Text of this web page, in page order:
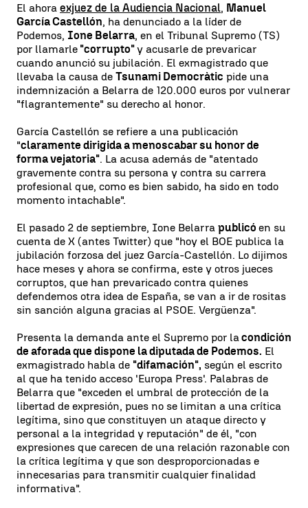
El ahora exjuez de la Audiencia Nacional, Manuel
García Castellón, ha denunciado a la líder de
Podemos, Ione Belarra, en el Tribunal Supremo (TS)
por llamarle "corrupto"y acusarle de prevaricar
cuando anunció su jubilación. El exmagistrado que
llevaba la causa de Tsunami Democràtic pide una
indemnización a Belarra de 120.000 euros por vulnerar
"flagrantemente" su derecho al honor.
García Castellón se refiere a una publicación
"claramente dirigida a menoscabar su honor de
forma vejatoria". La acusa además de "atentado
gravemente contra su persona y contra su carrera
profesional que, como es bien sabido, ha sido en todo
momento intachable".
El pasado 2 de septiembre, Ione Belarra publicó en su
cuenta de X (antes Twitter) que "hoy el BOE publica la
jubilación forzosa del juez García-Castellón. Lo dijimos
hace meses y ahora se confirma, este y otros jueces
corruptos, que han prevaricado contra quienes
defendemos otra idea de España, se van a ir de rositas
sin sanción alguna gracias al PSOE. Vergüenza".
Presenta la demanda ante el Supremo por la condición
de aforada que dispone la diputada de Podemos. El
exmagistrado habla de "difamación", según el escrito
al que ha tenido acceso 'Europa Press'. Palabras de
Belarra que "exceden el umbral de protección de la
libertad de expresión, pues no se limitan a una crítica
legítima, sino que constituyen un ataque directo y
personal a la integridad y reputación" de él, "con
expresiones que carecen de una relación razonable con
la crítica legítima y que son desproporcionadas e
innecesarias para transmitir cualquier finalidad
informativa".